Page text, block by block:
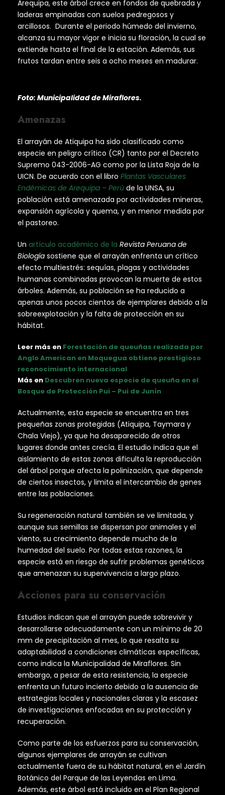
Arequipa, este árbol crece en fondos de quebrada y
laderas empinadas con suelos pedregosos y
arcillosos. Durante el periodo húmedo del invierno,
alcanza su mayor vigor e inicia su floración, la cual se
extiende hasta el final de la estación. Además, sus
frutos tardan entre seis a ocho meses en madurar.
Foto: Municipalidad de Miraflores.
Amenazas
El arrayán de Atiquipa ha sido clasificado como
especie en peligro crítico (CR) tanto por el Decreto
Supremo 043-2006-AG como por la Lista Roja de la
UICN. De acuerdo con el libro Plantas Vasculares
Endémicas de Arequipa – Perú de la UNSA, su
población está amenazada por actividades mineras,
expansión agrícola y quema, y en menor medida por
el pastoreo.
Un artículo académico de la Revista Peruana de
Biología sostiene que el arrayán enfrenta un crítico
efecto multiestrés: sequías, plagas y actividades
humanas combinadas provocan la muerte de estos
árboles. Además, su población se ha reducido a
apenas unos pocos cientos de ejemplares debido a la
sobreexplotación y la falta de protección en su
hábitat.
Leer más en Forestación de queuñas realizada por
Anglo American en Moquegua obtiene prestigioso
reconocimiento internacional
Más en Descubren nueva especie de queuña en el
Bosque de Protección Pui – Pui de Junín
Actualmente, esta especie se encuentra en tres
pequeñas zonas protegidas (Atiquipa, Taymara y
Chala Viejo), ya que ha desaparecido de otros
lugares donde antes crecía. El estudio indica que el
aislamiento de estas zonas dificulta la reproducción
del árbol porque afecta la polinización, que depende
de ciertos insectos, y limita el intercambio de genes
entre las poblaciones.
Su regeneración natural también se ve limitada, y
aunque sus semillas se dispersan por animales y el
viento, su crecimiento depende mucho de la
humedad del suelo. Por todas estas razones, la
especie está en riesgo de sufrir problemas genéticos
que amenazan su supervivencia a largo plazo.
Acciones para su conservación
Estudios indican que el arrayán puede sobrevivir y
desarrollarse adecuadamente con un mínimo de 20
mm de precipitación al mes, lo que resalta su
adaptabilidad a condiciones climáticas específicas,
como indica la Municipalidad de Miraflores. Sin
embargo, a pesar de esta resistencia, la especie
enfrenta un futuro incierto debido a la ausencia de
estrategias locales y nacionales claras y la escasez
de investigaciones enfocadas en su protección y
recuperación.
Como parte de los esfuerzos para su conservación,
algunos ejemplares de arrayán se cultivan
actualmente fuera de su hábitat natural, en el Jardín
Botánico del Parque de las Leyendas en Lima.
Además, este árbol está incluido en el Plan Regional